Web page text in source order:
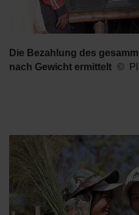
Die Bezahlung des
nach Gewicht ermittelt